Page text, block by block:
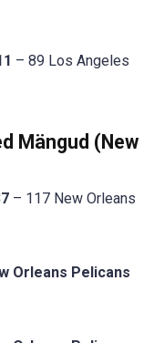
– 89 Los Angeles
Mängud (New
– 117 New Orleans
Orleans Pelicans